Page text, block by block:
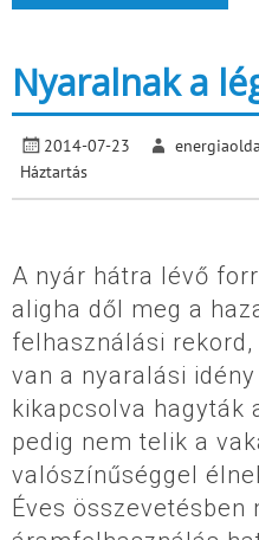
Nyaralnak a
2014-07-23
Háztartás
A nyár hátra lévő
aligha dől meg a
felhasználási
van a nyaralási
kikapcsolva hagyták
pedig nem telik a
valószínűséggel
Éves összevetésben